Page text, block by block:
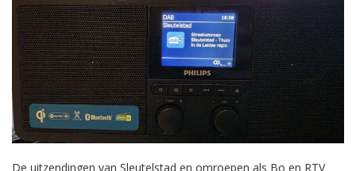
De uitzendingen van Sleutelstad en omroepen als Bo en RTV